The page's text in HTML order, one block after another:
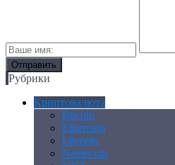
Рубрики
Криптовалюта
Bitcoin
Ethereum
Litecoin
Namecoin